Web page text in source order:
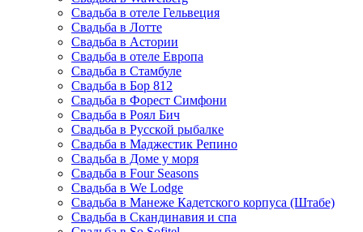
Свадьба в отеле Гельвеция
Свадьба в Лотте
Свадьба в Астории
Свадьба в отеле Европа
Свадьба в Стамбуле
Свадьба в Бор 812
Свадьба в Форест Симфони
Свадьба в Роял Бич
Свадьба в Русской рыбалке
Свадьба в Маджестик Репино
Свадьба в Доме у моря
Свадьба в Four Seasons
Свадьба в We Lodge
Свадьба в Манеже Кадетского корпуса (Штабе)
Свадьба в Скандинавия и спа